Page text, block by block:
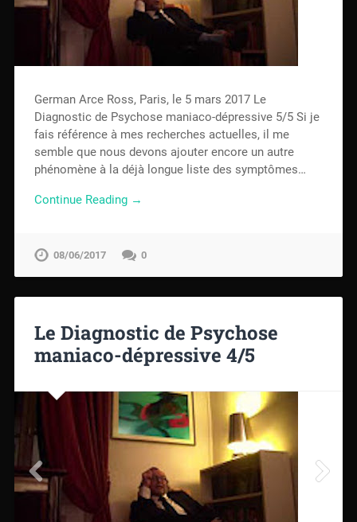
German Arce Ross, Paris, le 5 mars 2017 Le
Diagnostic de Psychose maniaco-dépressive 5/5 Si je
fais référence à mes recherches actuelles, il me
semble que nous devons ajouter encore un autre
phénomène à la déjà longue liste des symptômes…
Continue Reading →
08/06/2017 0
Le Diagnostic de Psychose
maniaco-dépressive 4/5